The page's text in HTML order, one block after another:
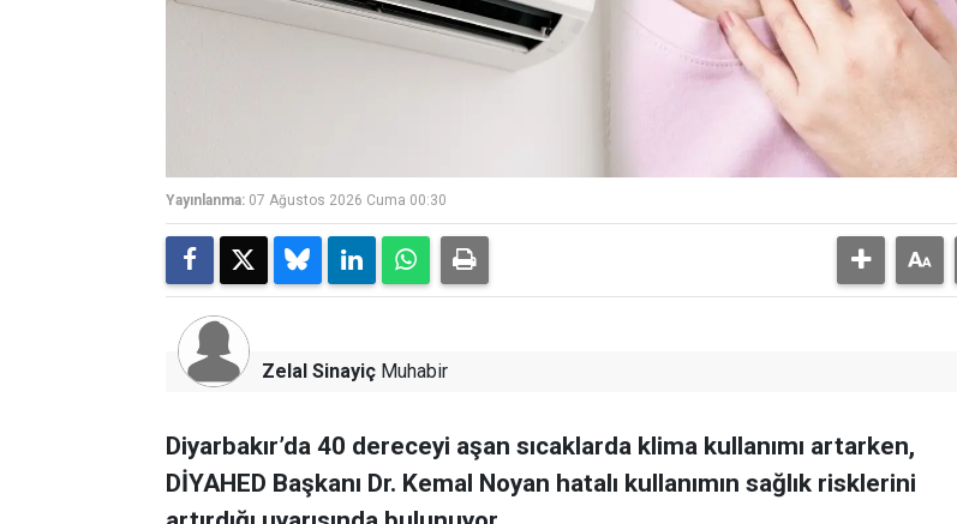
Yayınlanma: 07 Ağustos 2026 Cuma 00:30
Zelal Sinayiç Muhabir
Diyarbakır’da 40 dereceyi aşan sıcaklarda klima kullanımı artarken,
DİYAHED Başkanı Dr. Kemal Noyan hatalı kullanımın sağlık risklerini